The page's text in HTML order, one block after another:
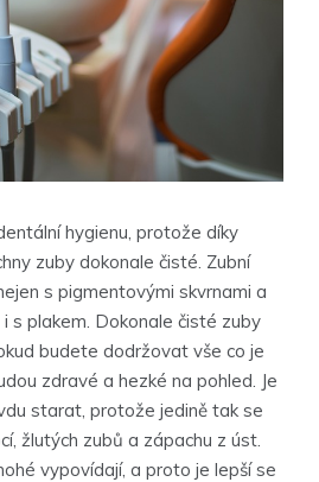
hygienu, protože díky
zuby dokonale čisté. Zubní
s pigmentovými skvrnami a
s plakem. Dokonale čisté zuby
budete dodržovat vše co je
zdravé a hezké na pohled. Je
starat, protože jedině tak se
žlutých zubů a zápachu z úst.
vypovídají, a proto je lepší se